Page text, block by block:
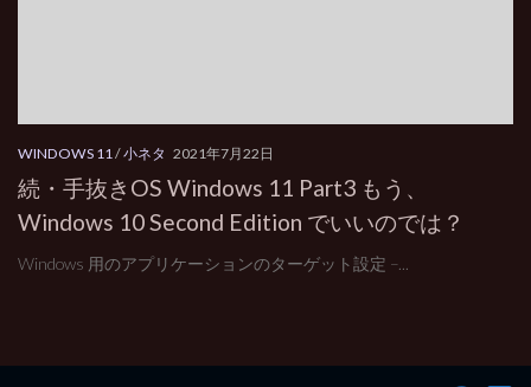
WINDOWS 11/小ネタ 2021年7月22日
続・手抜きOS Windows 11 Part3 もう、
Windows 10 Second Edition でいいのでは？
Windows 用のアプリケーションのターゲット設定 –...